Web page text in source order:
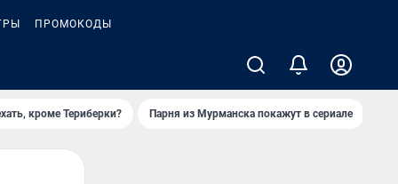
ПРОМОКОДЫ
кроме Териберки? Парня из Мурманска покажут в сериале